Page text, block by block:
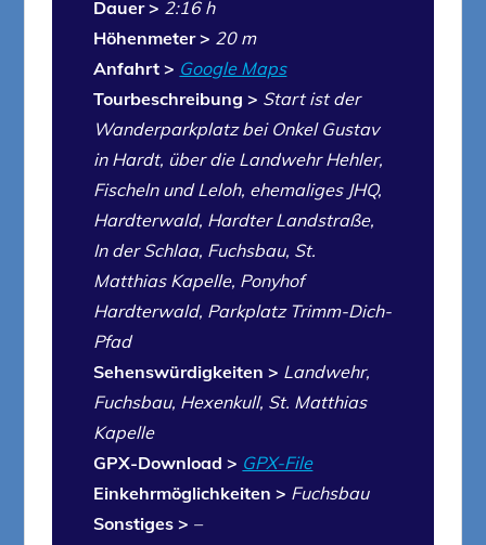
Dauer > 2:16 h
Höhenmeter > 20 m
Anfahrt > Google Maps
Tourbeschreibung > Start ist der
Wanderparkplatz bei Onkel Gustav
in Hardt, über die Landwehr Hehler,
Fischeln und Leloh, ehemaliges JHQ,
Hardterwald, Hardter Landstraße,
In der Schlaa, Fuchsbau, St.
Matthias Kapelle, Ponyhof
Hardterwald, Parkplatz Trimm-Dich-
Pfad
Sehenswürdigkeiten > Landwehr,
Fuchsbau, Hexenkull, St. Matthias
Kapelle
GPX-Download > GPX-File
Einkehrmöglichkeiten > Fuchsbau
Sonstiges > –